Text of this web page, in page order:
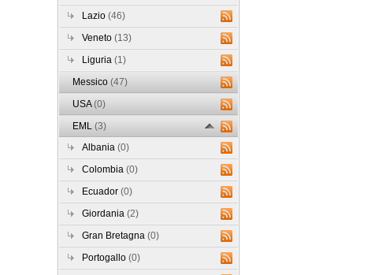
Lazio(46)
Veneto(13)
Liguria(1)
Messico(47)
USA(0)
EML(3)
Albania(0)
Colombia(0)
Ecuador(0)
Giordania(2)
Gran Bretagna(0)
Portogallo(0)